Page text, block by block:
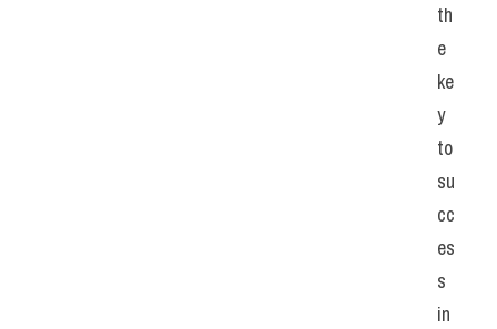
th
e
ke
y
to
su
cc
es
s
in